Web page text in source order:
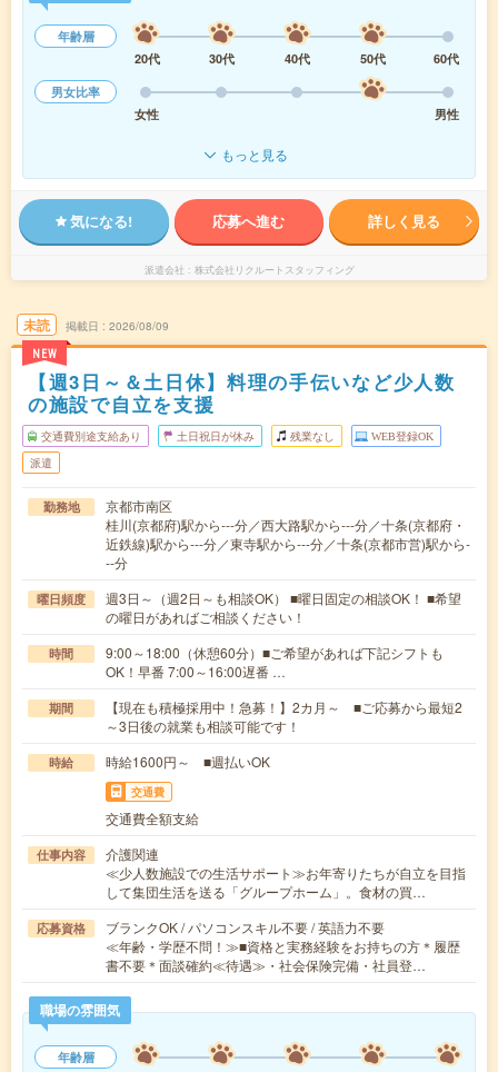
年齢層
20代
30代 40代 50代
60代
男女比率
女性
男性
もっと見る
気になる! 応募へ進む 詳しく見る
派遣会社 株式会社リクルートスタッフィング
未読
NEW
掲載日 2026/08/09
【週3日～＆土日休】料理の手伝いなど少人数
の施設で自立を支援
交通費別途支給あり 土日祝日が休み 残業なし WEB登録OK
派遣
勤務地
京都市南区
桂川(京都府)駅から---分／西大路駅から---分／十条(京都府・
近鉄線)駅から---分／東寺駅から---分／十条(京都市営)駅から-
--分
曜日頻度
週3日～（週2日～も相談OK） ■曜日固定の相談OK！ ■希望
の曜日があればご相談ください！
時間
9:00～18:00（休憩60分）■ご希望があれば下記シフトも
OK！早番 7:00～16:00遅番 …
期間
【現在も積極採用中！急募！】2カ月～ ■ご応募から最短2
～3日後の就業も相談可能です！
時給 時給1600円～ ■週払いOK
交通費
交通費全額支給
仕事内容
介護関連
≪少人数施設での生活サポート≫お年寄りたちが自立を目指
して集団生活を送る「グループホーム」。食材の買…
応募資格
ブランクOK / パソコンスキル不要 / 英語力不要
≪年齢・学歴不問！≫■資格と実務経験をお持ちの方＊履歴
書不要＊面談確約≪待遇≫・社会保険完備・社員登…
職場の雰囲気
年齢層